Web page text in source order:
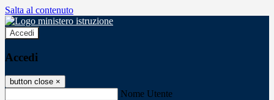
Salta al contenuto
Accedi
Accedi
button close ×
Nome Utente